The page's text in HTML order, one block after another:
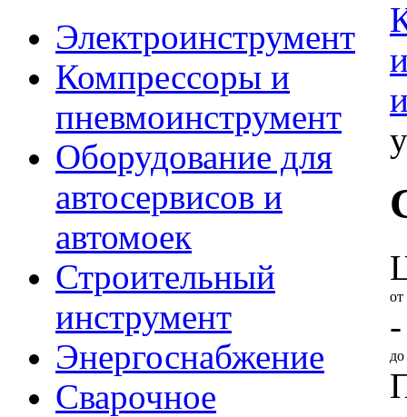
Электроинструмент
Компрессоры и
пневмоинструмент
Оборудование для
автосервисов и
автомоек
Строительный
инструмент
Энергоснабжение
Сварочное
от
-
до